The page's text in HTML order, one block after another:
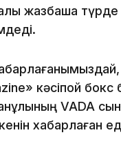
жазбаша түрде
кәсіпқой
VADA
хабарлаған